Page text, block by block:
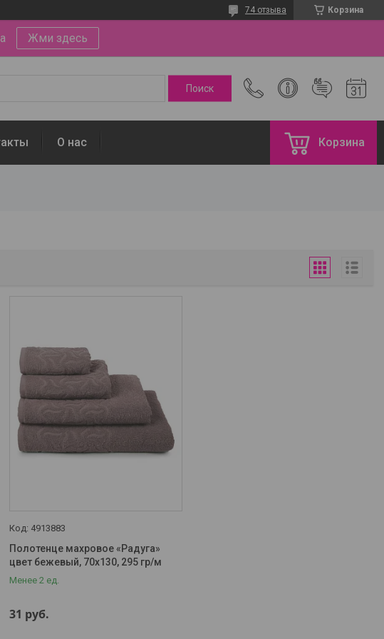
Корзина
74 отзыва
Жми здесь
О нас Корзина
4913883
Полотенце махровое «Радуга»
цвет бежевый, 70х130, 295 гр/м
Менее 2 ед.
31 руб.